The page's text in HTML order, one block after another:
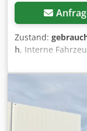
Zustand:
h, Interne
unserem Hof in
Lucena * Viktoria
Kettenbagger |
Betriebsstunden
323
Betriebsgewicht